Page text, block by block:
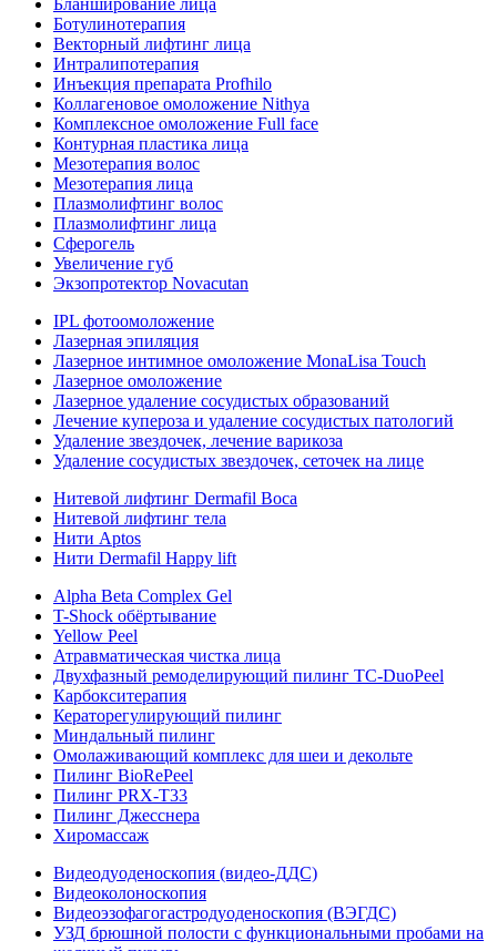
Бланширование лица
Ботулинотерапия
Векторный лифтинг лица
Интралипотерапия
Инъекция препарата Profhilo
Коллагеновое омоложение Nithya
Комплексное омоложение Full face
Контурная пластика лица
Мезотерапия волос
Мезотерапия лица
Плазмолифтинг волос
Плазмолифтинг лица
Сферогель
Увеличение губ
Экзопротектор Novacutan
IPL фотоомоложение
Лазерная эпиляция
Лазерное интимное омоложение MonaLisa Touch
Лазерное омоложение
Лазерное удаление сосудистых образований
Лечение купероза и удаление сосудистых патологий
Удаление звездочек, лечение варикоза
Удаление сосудистых звездочек, сеточек на лице
Нитевой лифтинг Dermafil Boca
Нитевой лифтинг тела
Нити Aptos
Нити Dermafil Happy lift
Alpha Beta Complex Gel
T-Shock обёртывание
Yellow Peel
Атравматическая чистка лица
Двухфазный ремоделирующий пилинг TC-DuoPeel
Карбокситерапия
Кераторегулирующий пилинг
Миндальный пилинг
Омолаживающий комплекс для шеи и декольте
Пилинг BioRePeel
Пилинг PRX-T33
Пилинг Джесснера
Хиромассаж
Видеодуоденоскопия (видео-ДДС)
Видеоколоноскопия
Видеоэзофагогастродуоденоскопия (ВЭГДС)
УЗД брюшной полости с функциональными пробами на